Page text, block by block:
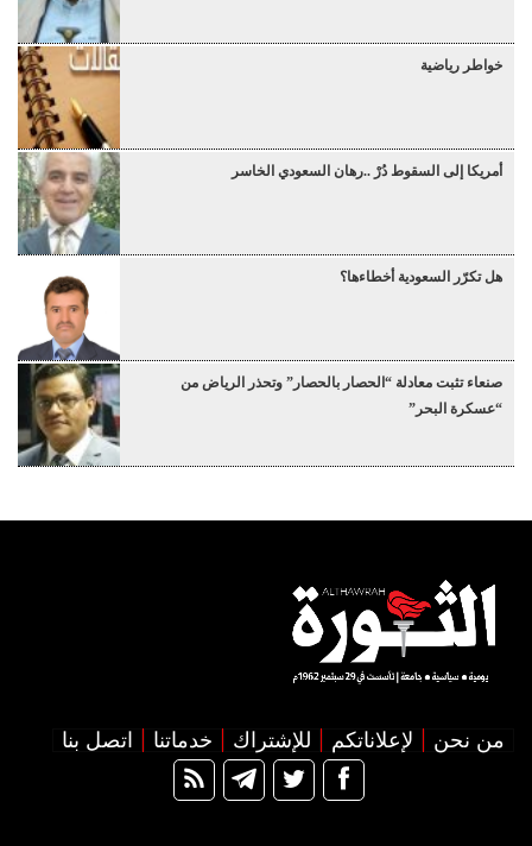
خواطر رياضية
أمريكا إلى السقوط دُرْ ..رهان السعودي الخاسر
هل تكرّر السعودية أخطاءها؟
صنعاء تثبت معادلة “الحصار بالحصار” وتحذر الرياض من
“عسكرة البحر”
من نحن لإعلاناتكم للإشتراك خدماتنا اتصل بنا